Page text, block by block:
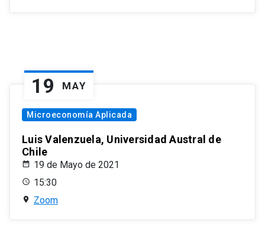
19 MAY
Microeconomía Aplicada
Luis Valenzuela, Universidad Austral de
Chile
19 de Mayo de 2021
15:30
Zoom